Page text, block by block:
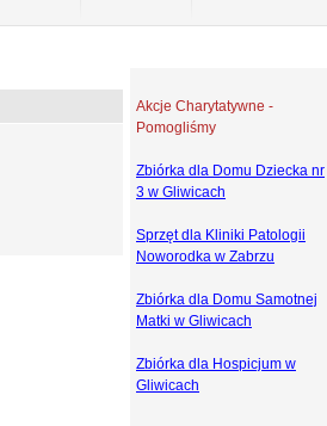
Akcje Charytatywne -
Pomogliśmy
Zbiórka dla Domu Dziecka nr
3 w Gliwicach
Sprzęt dla Kliniki Patologii
Noworodka w Zabrzu
Zbiórka dla Domu Samotnej
Matki w Gliwicach
Zbiórka dla Hospicjum w
Gliwicach